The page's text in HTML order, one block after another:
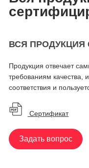
ВСЯ
Продукция отвечает
требованиям качества,
соответствия и
Сертификат
Задать вопрос